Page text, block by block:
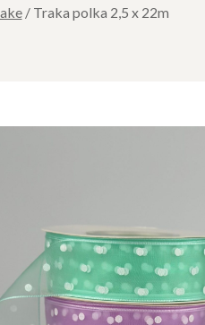
/ Traka polka 2,5 x 22m